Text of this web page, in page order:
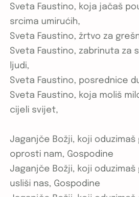
Sveta Faustino, koja jačaš
srcima umirućih,
Sveta Faustino, žrtvo za
Sveta Faustino, zabrinuta za
ljudi,
Sveta Faustino, posrednice
Sveta Faustino, koja moliš
cijeli svijet,
Jaganjče Božji, koji
oprosti nam, Gospodine
Jaganjče Božji, koji
usliši nas, Gospodine